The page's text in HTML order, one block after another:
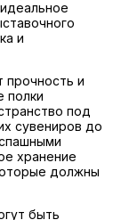
и
прочность и
полки
под
сувениров до
хранение
должны
быть